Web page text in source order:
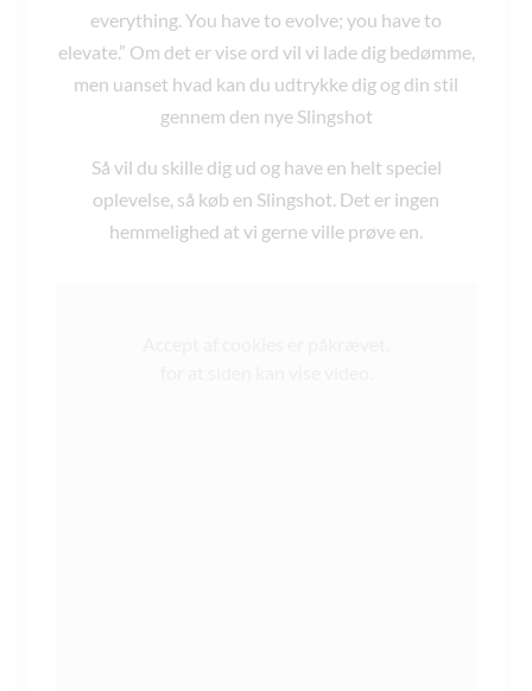
everything. You have to evolve; you have to
elevate.” Om det er vise ord vil vi lade dig bedømme,
men uanset hvad kan du udtrykke dig og din stil
gennem den nye Slingshot
Så vil du skille dig ud og have en helt speciel
oplevelse, så køb en Slingshot. Det er ingen
hemmelighed at vi gerne ville prøve en.